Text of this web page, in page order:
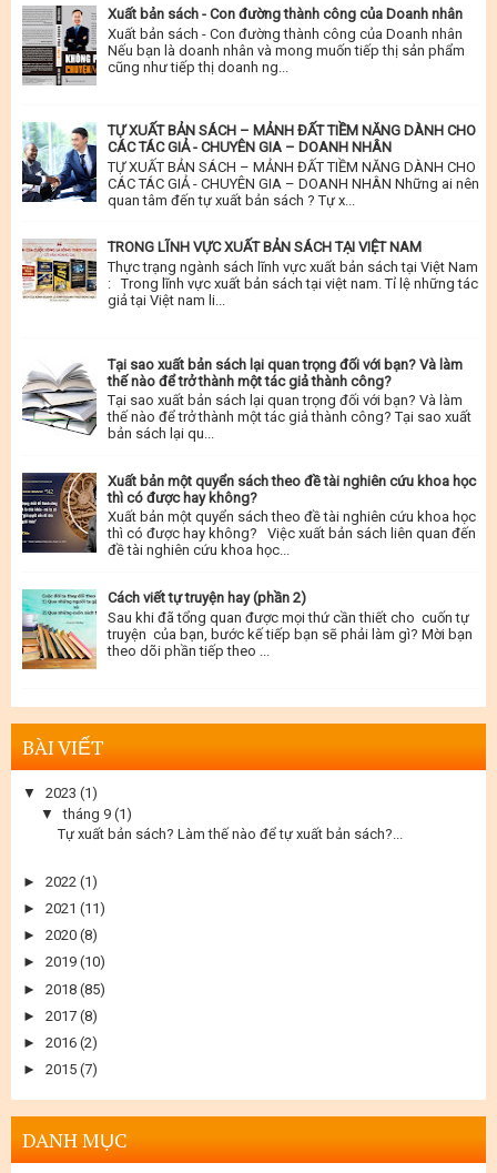
Xuất bản sách - Con đường thành công của Doanh nhân
Xuất bản sách - Con đường thành công của Doanh nhân
Nếu bạn là doanh nhân và mong muốn tiếp thị sản phẩm
cũng như tiếp thị doanh ng...
TỰ XUẤT BẢN SÁCH – MẢNH ĐẤT TIỀM NĂNG DÀNH CHO
CÁC TÁC GIẢ - CHUYÊN GIA – DOANH NHÂN
TỰ XUẤT BẢN SÁCH – MẢNH ĐẤT TIỀM NĂNG DÀNH CHO
CÁC TÁC GIẢ - CHUYÊN GIA – DOANH NHÂN Những ai nên
quan tâm đến tự xuất bản sách ? Tự x...
TRONG LĨNH VỰC XUẤT BẢN SÁCH TẠI VIỆT NAM
Thực trạng ngành sách lĩnh vực xuất bản sách tại Việt Nam
: Trong lĩnh vực xuất bản sách tại việt nam. Tỉ lệ những tác
giả tại Việt nam li...
Tại sao xuất bản sách lại quan trọng đối với bạn? Và làm
thế nào để trở thành một tác giả thành công?
Tại sao xuất bản sách lại quan trọng đối với bạn? Và làm
thế nào để trở thành một tác giả thành công? Tại sao xuất
bản sách lại qu...
Xuất bản một quyển sách theo đề tài nghiên cứu khoa học
thì có được hay không?
Xuất bản một quyển sách theo đề tài nghiên cứu khoa học
thì có được hay không? Việc xuất bản sách liên quan đến
đề tài nghiên cứu khoa học...
Cách viết tự truyện hay (phần 2)
Sau khi đã tổng quan được mọi thứ cần thiết cho cuốn tự
truyện của bạn, bước kế tiếp bạn sẽ phải làm gì? Mời bạn
theo dõi phần tiếp theo ...
BÀI VIẾT
▼ 2023 (1)
▼
tháng 9 (1)
Tự xuất bản sách? Làm thế nào để tự xuất bản sách?...
► 2022 (1)
► 2021 (11)
► 2020 (8)
► 2019 (10)
► 2018 (85)
► 2017 (8)
► 2016 (2)
► 2015 (7)
DANH MỤC